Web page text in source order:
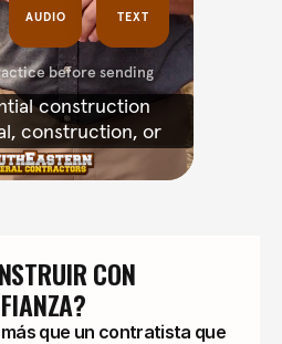
CON
que un contratista que